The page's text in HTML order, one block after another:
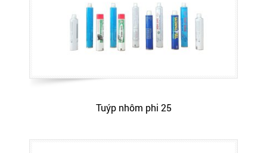
Tuýp nhôm phi 25